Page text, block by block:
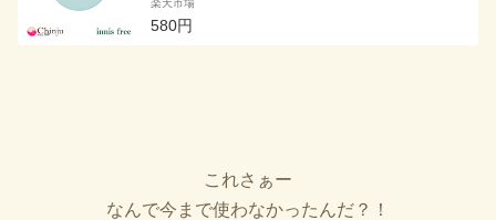
メ
楽天市場
580円
これさぁー
なんで今まで使わなかったんだ？！